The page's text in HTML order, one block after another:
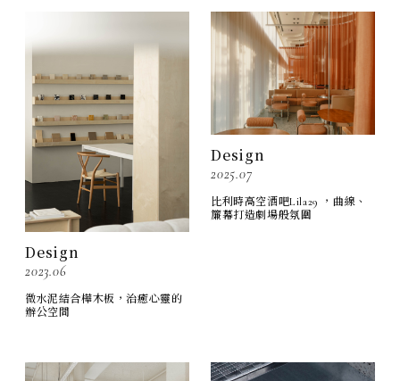
Design
2023.06
微水泥結合樺木板，治癒心靈的
辦公空間
Design
2025.07
比利時高空酒吧Lila29 ，曲線、
簾幕打造劇場般氛圍